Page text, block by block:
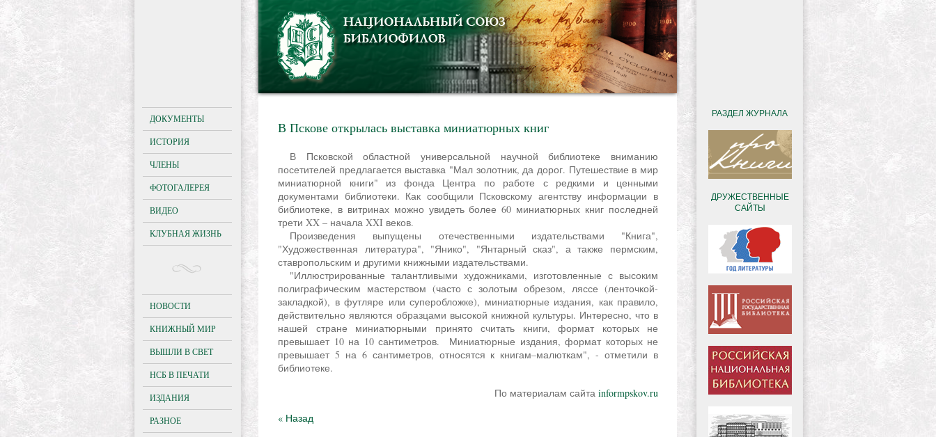
В Пскове открылась выставка миниатюрных книг
В Псковской областной универсальной научной библиотеке вниманию
посетителей предлагается выставка "Мал золотник, да дорог. Путешествие в мир
миниатюрной книги" из фонда Центра по работе с редкими и ценными
документами библиотеки. Как сообщили Псковскому агентству информации в
библиотеке, в витринах можно увидеть более 60 миниатюрных книг последней
трети XX – начала XXI веков.
Произведения выпущены отечественными издательствами "Книга",
"Художественная литература", "Янико", "Янтарный сказ", а также пермским,
ставропольским и другими книжными издательствами.
"Иллюстрированные талантливыми художниками, изготовленные с высоким
полиграфическим мастерством (часто с золотым обрезом, ляссе (ленточкой-
закладкой), в футляре или суперобложке), миниатюрные издания, как правило,
действительно являются образцами высокой книжной культуры. Интересно, что в
нашей стране миниатюрными принято считать книги, формат которых не
превышает 10 на 10 сантиметров. Миниатюрные издания, формат которых не
превышает 5 на 6 сантиметров, относятся к книгам–малюткам", - отметили в
библиотеке.
По материалам сайта informpskov.ru
« Назад
ДОКУМЕНТЫ
ИСТОРИЯ
ЧЛЕНЫ
ФОТОГАЛЕРЕЯ
ВИДЕО
КЛУБНАЯ ЖИЗНЬ
НОВОСТИ
КНИЖНЫЙ МИР
ВЫШЛИ В СВЕТ
НСБ В ПЕЧАТИ
ИЗДАНИЯ
РАЗНОЕ
РАЗДЕЛ ЖУРНАЛА
ДРУЖЕСТВЕННЫЕ
САЙТЫ